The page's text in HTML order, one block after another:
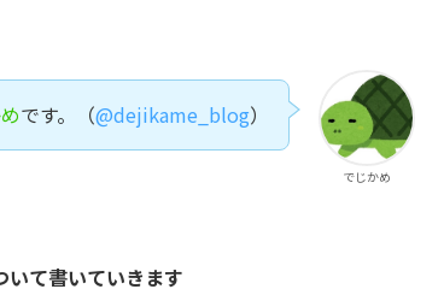
でじかめ
です。（@dejikame_blog）
て書いていきます